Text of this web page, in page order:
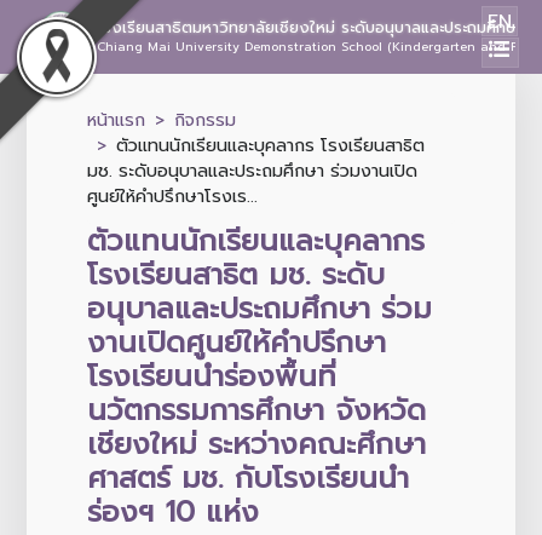
โรงเรียนสาธิตมหาวิทยาลัยเชียงใหม่ ระดับอนุบาลและประถมศึกษา
Chiang Mai University Demonstration School (Kindergarten and
EN
หน้าแรก
กิจกรรม
ตัวแทนนักเรียนและบุคลากร โรงเรียนสาธิต
มช. ระดับอนุบาลและประถมศึกษา ร่วมงานเปิด
ศูนย์ให้คำปรึกษาโรงเร...
ตัวแทนนักเรียนและบุคลากร
โรงเรียนสาธิต มช. ระดับ
อนุบาลและประถมศึกษา ร่วม
งานเปิดศูนย์ให้คำปรึกษา
โรงเรียนนำร่องพื้นที่
นวัตกรรมการศึกษา จังหวัด
เชียงใหม่ ระหว่างคณะศึกษา
ศาสตร์ มช. กับโรงเรียนนำ
ร่องฯ 10 แห่ง